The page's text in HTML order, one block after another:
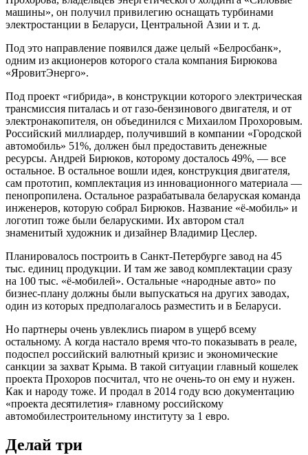
машины», он получил привилегию оснащать турбинами
электростанции в Беларуси, Центральной Азии и т. д.
Под это направление появился даже целый «Белросбанк»,
одним из акционеров которого стала компания Бирюкова
«ЯровитЭнерго».
Под проект «гибрида», в конструкции которого электрическая
трансмиссия питалась и от газо-бензинового двигателя, и от
электронакопителя, он объединился с Михаилом Прохоровым.
Российский миллиардер, получивший в компании «Городской
автомобиль» 51%, должен был предоставить денежные
ресурсы. Андрей Бирюков, которому досталось 49%, — все
остальное. В остальное вошли идея, конструкция двигателя,
сам прототип, комплектация из инновационного материала —
пенопропилена. Остальное разрабатывала беларуская команда
инженеров, которую собрал Бирюков. Название «ё-мобиль» и
логотип тоже были беларускими. Их автором стал
знаменитый художник и дизайнер Владимир Цеслер.
Планировалось построить в Санкт-Петербурге завод на 45
тыс. единиц продукции. И там же завод комплектации сразу
на 100 тыс. «ё-мобилей». Остальные «народные авто» по
бизнес-плану должны были выпускаться на других заводах,
один из которых предполагалось разместить и в Беларуси.
Но партнеры очень увлеклись пиаром в ущерб всему
остальному. А когда настало время что-то показывать в реале,
подоспел российский валютный кризис и экономические
санкции за захват Крыма. В такой ситуации главный кошелек
проекта Прохоров посчитал, что не очень-то он ему и нужен.
Как и народу тоже. И продал в 2014 году всю документацию
«проекта десятилетия» главному российскому
автомобилестроительному институту за 1 евро.
Делай три